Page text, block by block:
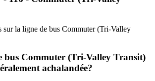
sur la ligne de bus Commuter (Tri-Valley
bus Commuter (Tri-Valley Transit)
achalandée?